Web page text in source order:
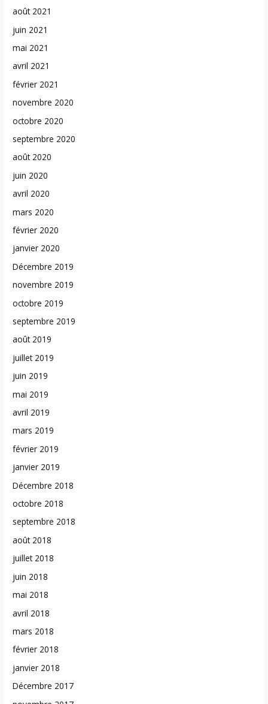
août 2021
juin 2021
mai 2021
avril 2021
février 2021
novembre 2020
octobre 2020
septembre 2020
août 2020
juin 2020
avril 2020
mars 2020
février 2020
janvier 2020
Décembre 2019
novembre 2019
octobre 2019
septembre 2019
août 2019
juillet 2019
juin 2019
mai 2019
avril 2019
mars 2019
février 2019
janvier 2019
Décembre 2018
octobre 2018
septembre 2018
août 2018
juillet 2018
juin 2018
mai 2018
avril 2018
mars 2018
février 2018
janvier 2018
Décembre 2017